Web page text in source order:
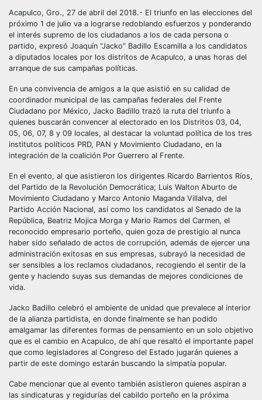
Acapulco, Gro., 27 de abril del 2018.- El triunfo en las elecciones del
próximo 1 de julio va a lograrse redoblando esfuerzos y ponderando
el interés supremo de los ciudadanos a los de cada persona o
partido, expresó Joaquín “Jacko” Badillo Escamilla a los candidatos
a diputados locales por los distritos de Acapulco, a unas horas del
arranque de sus campañas políticas.
En una convivencia de amigos a la que asistió en su calidad de
coordinador municipal de las campañas federales del Frente
Ciudadano por México, Jacko Badillo trazó la ruta del triunfo a
quienes buscarán convencer al electorado en los Distritos 03, 04,
05, 06, 07, 8 y 09 locales, al destacar la voluntad política de los tres
institutos políticos PRD, PAN y Movimiento Ciudadano, en la
integración de la coalición Por Guerrero al Frente.
En el evento, al que asistieron los dirigentes Ricardo Barrientos Ríos,
del Partido de la Revolución Democrática; Luis Walton Aburto de
Movimiento Ciudadano y Marco Antonio Maganda Villalva, del
Partido Acción Nacional, así como los candidatos al Senado de la
República, Beatriz Mojica Morga y Mario Ramos del Carmen, el
reconocido empresario porteño, quien goza de prestigio al nunca
haber sido señalado de actos de corrupción, además de ejercer una
administración exitosas en sus empresas, subrayó la necesidad de
ser sensibles a los reclamos ciudadanos, recogiendo el sentir de la
gente y haciendo suyas sus demandas de mejores condiciones de
vida.
Jacko Badillo celebró el ambiente de unidad que prevalece al interior
de la alianza partidista, en donde finalmente se han podido
amalgamar las diferentes formas de pensamiento en un solo objetivo
que es el cambio en Acapulco, de ahí que resaltó el importante papel
que como legisladores al Congreso del Estado jugarán quienes a
partir de este domingo estarán buscando la simpatía popular.
Cabe mencionar que al evento también asistieron quienes aspiran a
las sindicaturas y regidurías del cabildo porteño en la próxima